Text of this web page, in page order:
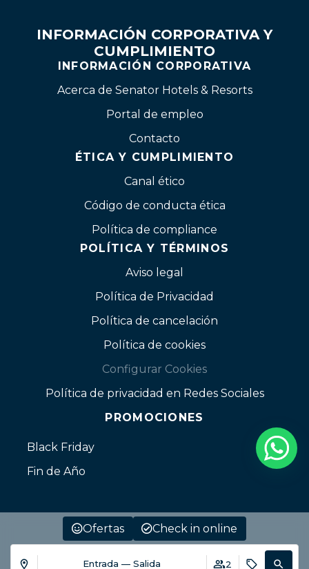
Ofertas Check in online
Entrada — Salida 2
INFORMACIÓN CORPORATIVA Y
CUMPLIMIENTO
INFORMACIÓN CORPORATIVA
Acerca de Senator Hotels & Resorts
Portal de empleo
Contacto
ÉTICA Y CUMPLIMIENTO
Canal ético
Código de conducta ética
Política de compliance
POLÍTICA Y TÉRMINOS
Aviso legal
Política de Privacidad
Política de cancelación
Política de cookies
Configurar Cookies
Política de privacidad en Redes Sociales
PROMOCIONES
Black Friday
Fin de Año